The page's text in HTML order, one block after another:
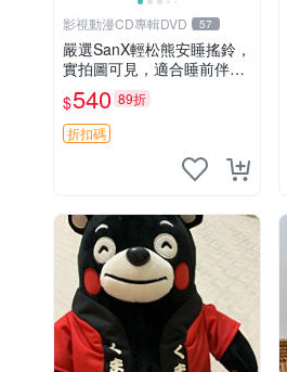
影視動漫CD專輯DVD 57
嚴選SanX輕松熊安睡搖鈴，
實拍圖可見，適合睡前伴
侶， Picks安撫好物 0325
懸吊 電腦
$540 89折
折扣碼